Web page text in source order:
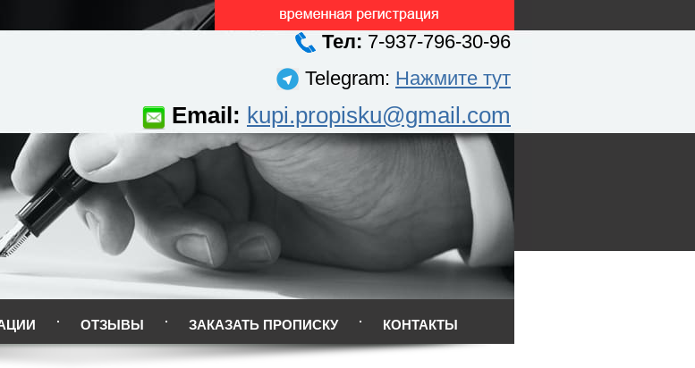
Тел: 7-937-796-30-96
Telegram: Нажмите тут
Email: kupi.propisku@gmail.com
ОТЗЫВЫ ЗАКАЗАТЬ ПРОПИСКУ КОНТАКТЫ